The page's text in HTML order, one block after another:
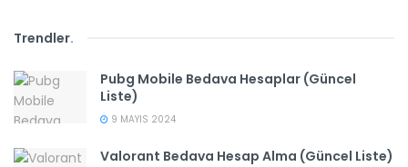
Trendler.
Pubg Mobile Bedava Hesaplar (Güncel
Liste)
9 MAYIS 2024
Valorant Bedava Hesap Alma (Güncel Liste)